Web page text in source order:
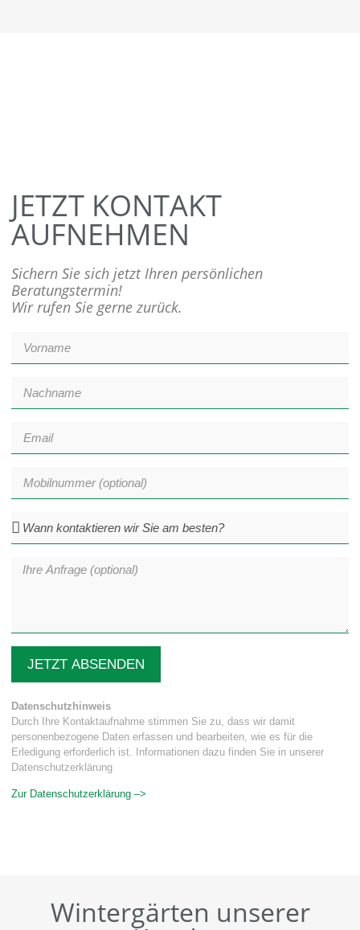
JETZT KONTAKT
AUFNEHMEN
Sichern Sie sich jetzt Ihren persönlichen
Beratungstermin!
Wir rufen Sie gerne zurück.
JETZT ABSENDEN
Datenschutzhinweis
Durch Ihre Kontaktaufnahme stimmen Sie zu, dass wir damit
personenbezogene Daten erfassen und bearbeiten, wie es für die
Erledigung erforderlich ist. Informationen dazu finden Sie in unserer
Datenschutzerklärung
Zur Datenschutzerklärung –>
Wintergärten unserer